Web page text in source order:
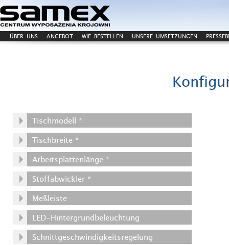
ÜBER UNS ANGEBOT WIE BESTELLEN UNSERE UMSETZUNGEN
KONTAKT
Tischmodell *
Tischbreite *
Arbeitsplattenlänge *
Stoffabwickler *
Meßleiste
LED-Hintergrundbeleuchtung
Schnittgeschwindigkeitsregelung